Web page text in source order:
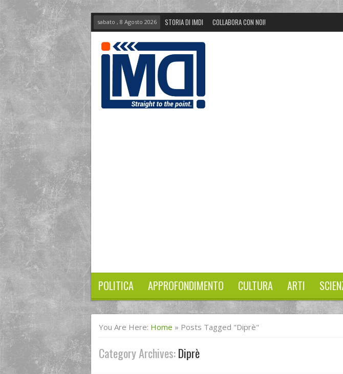
sabato , 8 Agosto 2026 STORIA DI IMDI COLLABORA CON NOI!
POLITICA APPROFONDIMENTO CULTURA ARTI
You Are Here: Home » Posts Tagged "diprè"
Category Archives:Diprè